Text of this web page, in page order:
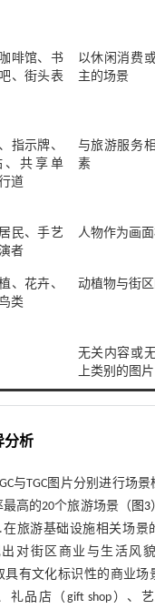
啡馆、书
、街头表
以休闲消费
主的场景
指示牌、
、共享单
道
与旅游服务
素
民、手艺
者
人物作为画
、花卉、
类
动植物与街
无关内容或
上类别的图片
分析
与TGC图片分别进行场
高的20个旅游场景（ 图3
在旅游基础设施相关场景
出对街区商业与生活风
具有文化标识性的商业场
、礼品店（gift shop）、